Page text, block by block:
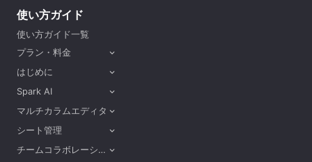
使い方ガイド
使い方ガイド一覧
プラン・料金
expand_more
はじめに expand_more
Spark AI expand_more
マルチカラムエディタ expand_more
シート管理 expand_more
チームコラボレーション expand_more